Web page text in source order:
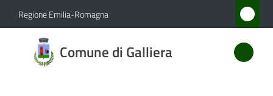
Vai al contenuto
Vai alla navigazione
Vai al footer
Regione Emilia-Romagna
Comune di Galliera
Comune
di